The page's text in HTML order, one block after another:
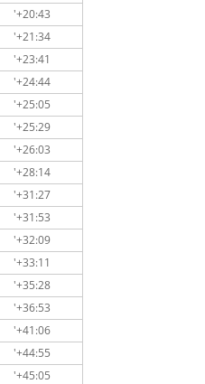
'+20:43
'+21:34
'+23:41
'+24:44
'+25:05
'+25:29
'+26:03
'+28:14
'+31:27
'+31:53
'+32:09
'+33:11
'+35:28
'+36:53
'+41:06
'+44:55
'+45:05